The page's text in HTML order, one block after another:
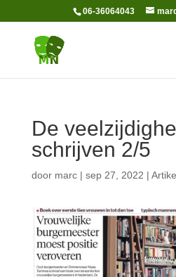
06-36064043
De
schrijven 2/5
door marc| sep 27, 2022 |